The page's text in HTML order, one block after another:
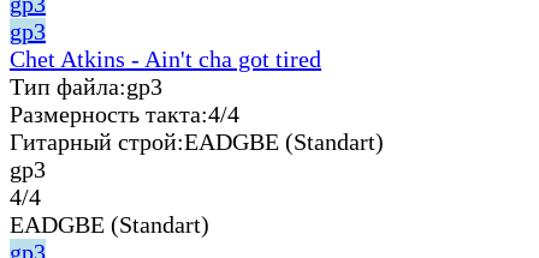
gp3
Chet Atkins - Ain't cha got tired
Тип файла:gp3
Размерность такта:4/4
Гитарный строй:EADGBE (Standart)
gp3
4/4
EADGBE (Standart)
gp3